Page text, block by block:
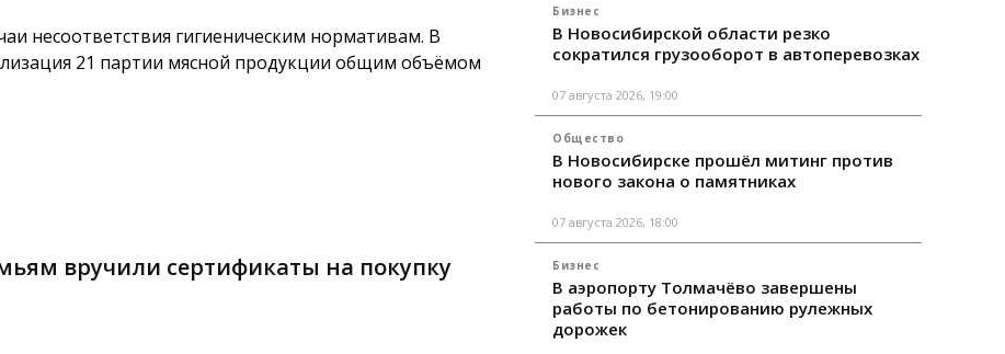
несоответствия гигиеническим нормативам. В
21 партии мясной продукции общим объёмом
вручили сертификаты на покупку
Бизнес
В Новосибирской области резко
сократился грузооборот в автоперевозках
07 августа 2026, 19:00
Общество
В Новосибирске прошёл митинг против
нового закона о памятниках
07 августа 2026, 18:00
Бизнес
В аэропорту Толмачёво завершены
работы по бетонированию рулежных
дорожек